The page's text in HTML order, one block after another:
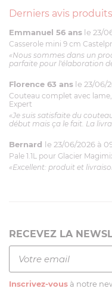
Derniers avis produits
Emmanuel 56 ans le 23/
Casserole mini 9 cm
«Nous sommes dans un
parfaite pour l'élaboration
Florence 63 ans le 23/06/
Couteau complet avec
Expert
«Je suis satisfaite du
début mais ça le fait. La
Bernard le 23/06/2026 à
Pale 1.1L pour Glacier Magimix
«Excellent: produit et
RECEVEZ LA
Inscrivez-vous à notre